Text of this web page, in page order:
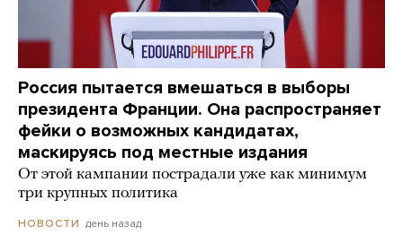
Россия пытается вмешаться в выборы
президента Франции. Она распространяет
фейки о возможных кандидатах,
маскируясь под местные издания
От этой кампании пострадали уже как минимум
три крупных политика
НОВОСТИ день назад